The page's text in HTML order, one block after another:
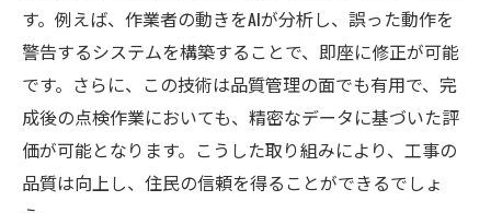
す。例えば、作業者の動きをAIが分析し、誤った動作を
警告するシステムを構築することで、即座に修正が可能
です。さらに、この技術は品質管理の面でも有用で、完
成後の点検作業においても、精密なデータに基づいた評
価が可能となります。こうした取り組みにより、工事の
品質は向上し、住民の信頼を得ることができるでしょ